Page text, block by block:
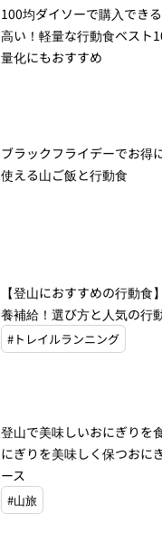
100均ダイソーで購入でき
高い！軽量な行動食ベスト
量化にもおすすめ
ブラックフライデーでお得
使える山ご飯と行動食
【登山におすすめの行動食
養補給！選び方と人気の行
#トレイルランニング
登山で美味しいおにぎりを
にぎりを美味しく保つおに
ース
#山旅